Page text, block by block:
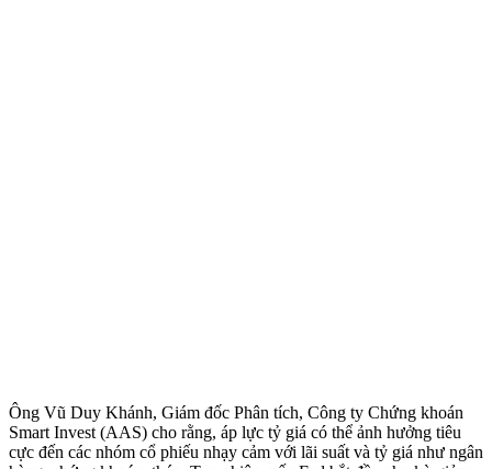
Ông Vũ Duy Khánh, Giám đốc Phân tích, Công ty Chứng khoán
Smart Invest (AAS) cho rằng, áp lực tỷ giá có thể ảnh hưởng tiêu
cực đến các nhóm cổ phiếu nhạ‌y cả‌m với lãi suất và tỷ giá như ngân